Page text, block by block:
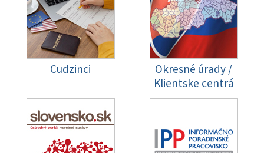
Cudzinci
Okresné úrady /
Klientske centrá